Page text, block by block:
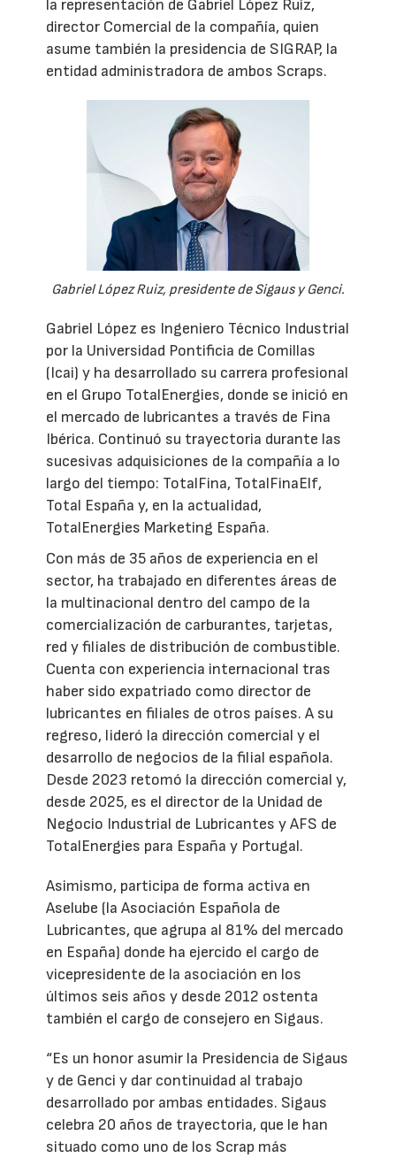
la representación de Gabriel López Ruiz,
director Comercial de la compañía, quien
asume también la presidencia de SIGRAP, la
entidad administradora de ambos Scraps.
Gabriel López Ruiz, presidente de Sigaus y Genci.
Gabriel López es Ingeniero Técnico Industrial
por la Universidad Pontificia de Comillas
(Icai) y ha desarrollado su carrera profesional
en el Grupo TotalEnergies, donde se inició en
el mercado de lubricantes a través de Fina
Ibérica. Continuó su trayectoria durante las
sucesivas adquisiciones de la compañía a lo
largo del tiempo: TotalFina, TotalFinaElf,
Total España y, en la actualidad,
TotalEnergies Marketing España.
Con más de 35 años de experiencia en el
sector, ha trabajado en diferentes áreas de
la multinacional dentro del campo de la
comercialización de carburantes, tarjetas,
red y filiales de distribución de combustible.
Cuenta con experiencia internacional tras
haber sido expatriado como director de
lubricantes en filiales de otros países. A su
regreso, lideró la dirección comercial y el
desarrollo de negocios de la filial española.
Desde 2023 retomó la dirección comercial y,
desde 2025, es el director de la Unidad de
Negocio Industrial de Lubricantes y AFS de
TotalEnergies para España y Portugal.
Asimismo, participa de forma activa en
Aselube (la Asociación Española de
Lubricantes, que agrupa al 81% del mercado
en España) donde ha ejercido el cargo de
vicepresidente de la asociación en los
últimos seis años y desde 2012 ostenta
también el cargo de consejero en Sigaus.
“Es un honor asumir la Presidencia de Sigaus
y de Genci y dar continuidad al trabajo
desarrollado por ambas entidades. Sigaus
celebra 20 años de trayectoria, que le han
situado como uno de los Scrap más